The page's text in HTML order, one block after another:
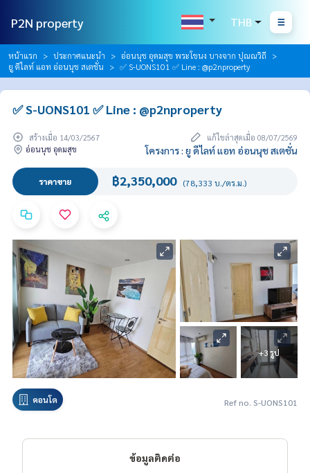
P2N property THB
หน้าแรก ประกาศแนะนำ
อ่อนนุช อุดมสุข พระโขนง บางจาก ปุณณวิถี
ยู ดีไลท์ แอท อ่อนนุช สเตชั่น
✅ S-UONS101 ✅ Line : @p2nproperty
✅ S-UONS101 ✅ Line : @p2nproperty
สร้างเมื่อ 14/03/2567
แก้ไขล่าสุดเมื่อ 08/07/2569
อ่อนนุช อุดมสุข
โครงการ : ยู ดีไลท์ แอท อ่อนนุช สเตชั่น
ราคาขาย ฿2,350,000 (78,333 บ./ตร.ม.)
+3 รูป
คอนโด Ref no. S-UONS101
ข้อมูลติดต่อ